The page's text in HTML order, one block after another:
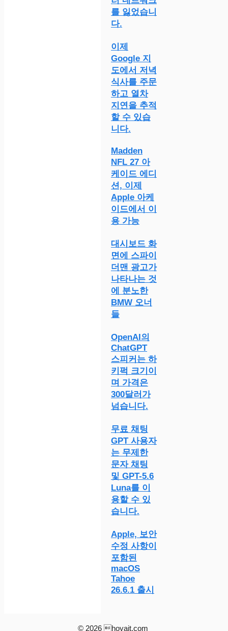
를 잃었습니
다.
이제
Google 지
도에서 저녁
식사를 주문
하고 열차
지연을 추적
할 수 있습
니다.
Madden
NFL 27 아
케이드 에디
션, 이제
Apple 아케
이드에서 이
용 가능
대시보드 화
면에 스파이
더맨 광고가
나타나는 것
에 분노한
BMW 오너
들
OpenAI의
ChatGPT
스피커는 하
키퍽 크기이
며 가격은
300달러가
넘습니다.
무료 채팅
GPT 사용자
는 무제한
문자 채팅
및 GPT-5.6
Luna를 이
용할 수 있
습니다.
Apple, 보안
수정 사항이
포함된
macOS
Tahoe
26.6.1 출시
© 2026 hoyait.com